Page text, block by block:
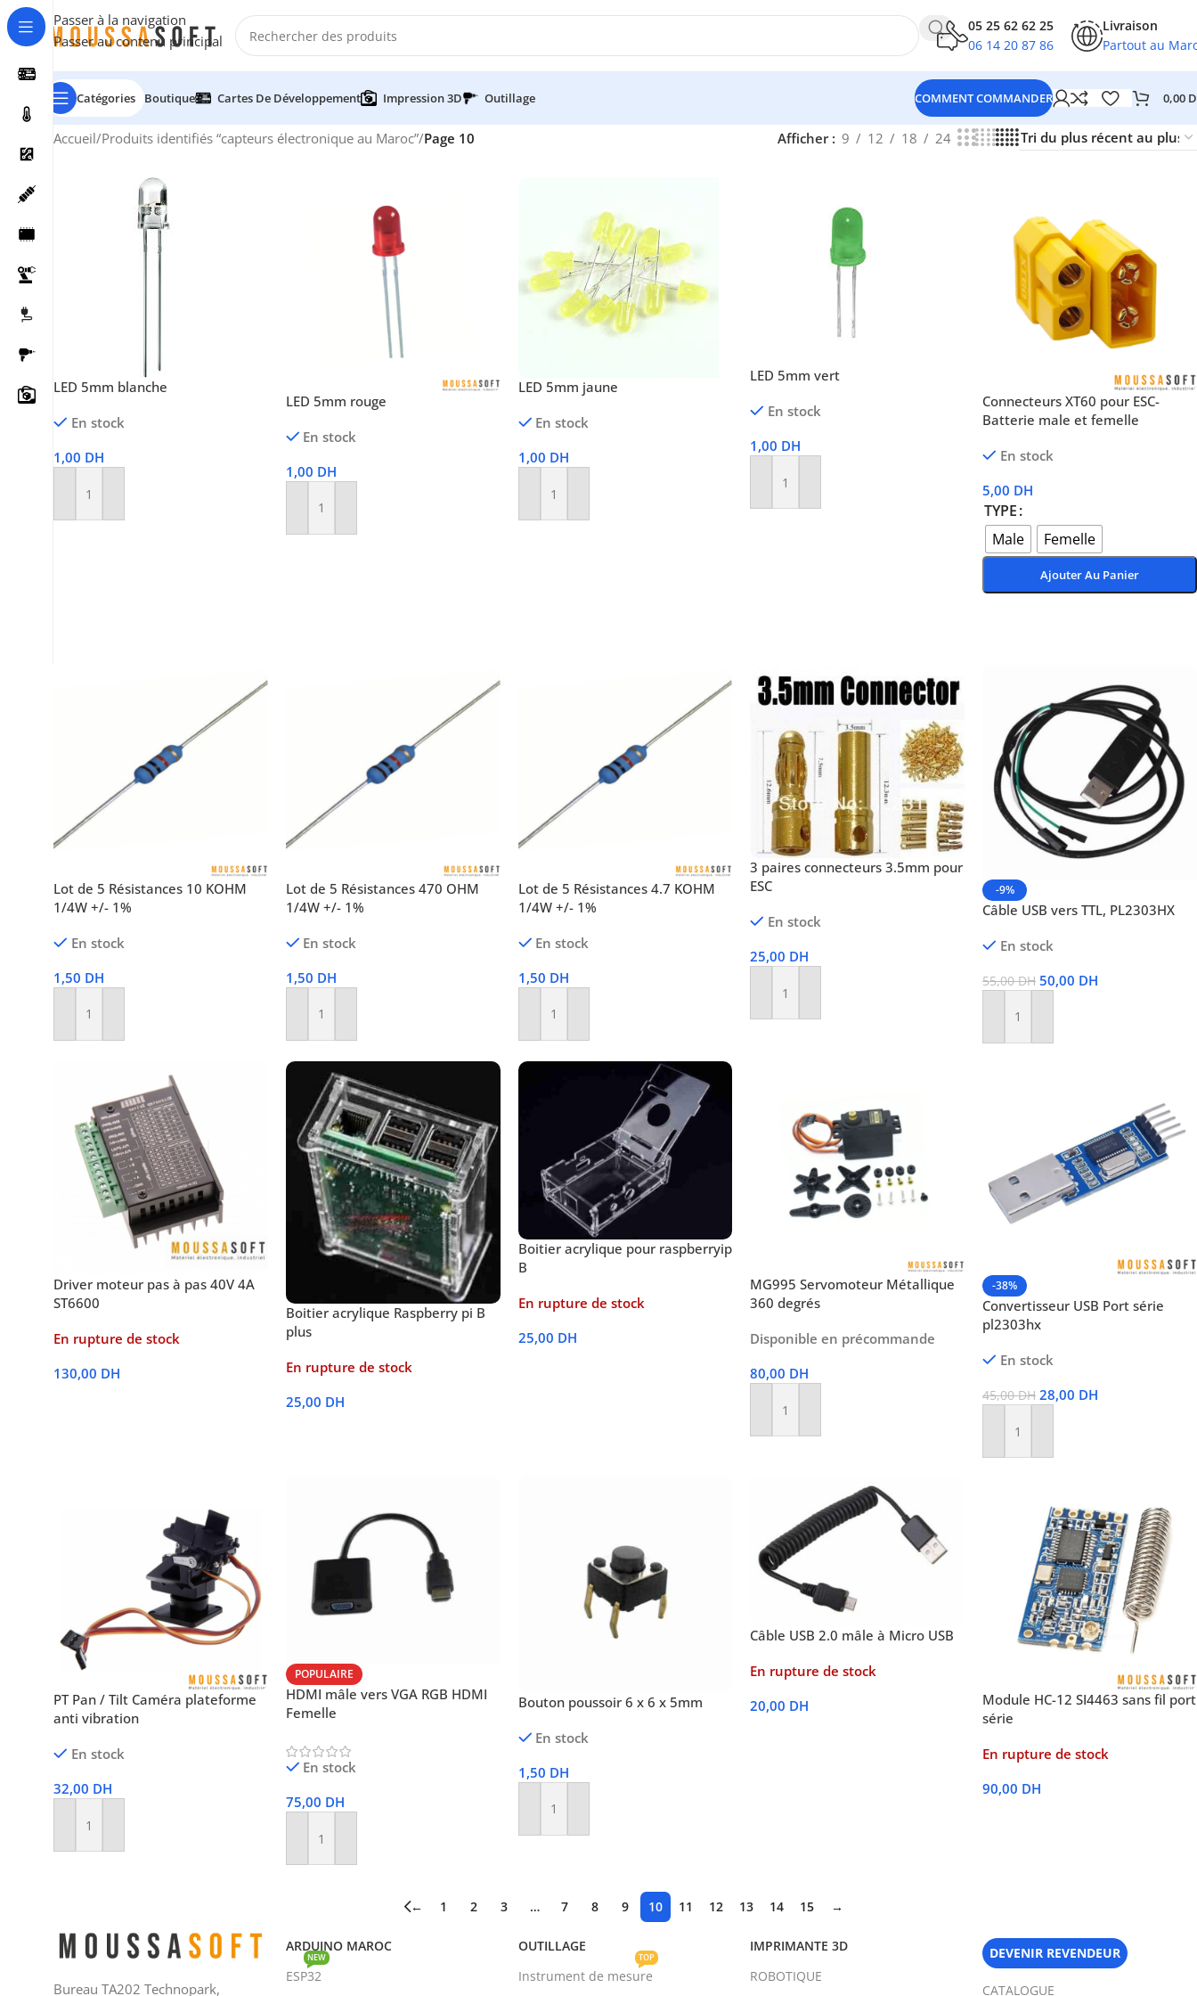
Passer à la navigation
Passer au contenu principal
06 14 20 87 86
05 25 62 62 25
06 14 20 87 86
Livraison
Partout au
Catégories Boutique Cartes De Développement Impression 3D Outillage COMMENT COMMANDER 0,00
Accueil/Produits identifiés “capteurs électronique au Maroc”/Page 10 Afficher 9 12 18 24
LED 5mm blanche
En stock
1,00 DH
Ajouter Au Panier
LED 5mm rouge
En stock
1,00 DH
Ajouter Au Panier
LED 5mm jaune
En stock
1,00 DH
Ajouter Au Panier
LED 5mm vert
En stock
1,00 DH
Ajouter Au Panier
Connecteurs XT60 pour ESC-
Batterie male et femelle
En stock
5,00 DH
TYPE
Male
Femelle
Ajouter Au Panier
Lot de 5 Résistances 10 KOHM
1/4W +/- 1%
En stock
1,50 DH
Ajouter Au Panier
Lot de 5 Résistances 470 OHM
1/4W +/- 1%
En stock
1,50 DH
Ajouter Au Panier
Lot de 5 Résistances 4.7 KOHM
1/4W +/- 1%
En stock
1,50 DH
Ajouter Au Panier
3 paires connecteurs 3.5mm pour
ESC
En stock
25,00 DH
Ajouter Au Panier
-9%
Câble USB vers TTL, PL2303HX
En stock
55,00DH 50,00 DH
Ajouter Au Panier
Driver moteur pas à pas 40V 4A
ST6600
En rupture de stock
130,00 DH
Boitier acrylique Raspberry pi B
plus
En rupture de stock
25,00 DH
Boitier acrylique pour raspberryip
B
En rupture de stock
25,00 DH
MG995 Servomoteur Métallique
360 ​​degrés
Disponible en précommande
80,00 DH
Ajouter Au Panier
-38%
Convertisseur USB Port série
pl2303hx
En stock
45,00DH 28,00 DH
Ajouter Au Panier
PT Pan / Tilt Caméra plateforme
anti vibration
En stock
32,00 DH
Ajouter Au Panier
POPULAIRE
HDMI mâle vers VGA RGB HDMI
Femelle
En stock
75,00 DH
Ajouter Au Panier
Bouton poussoir 6 x 6 x 5mm
En stock
1,50 DH
Ajouter Au Panier
Câble USB 2.0 mâle à Micro USB
En rupture de stock
20,00 DH
Module HC-12 SI4463 sans fil port
série
En rupture de stock
90,00 DH
← 1 2 3 … 7 8 9 10 11 12 13 14 15 →
Bureau TA202 Technopark,
ARDUINO MAROC
ESP32
NEW
OUTILLAGE
Instrument de mesure
TOP
IMPRIMANTE 3D
ROBOTIQUE
DEVENIR REVENDEUR
CATALOGUE